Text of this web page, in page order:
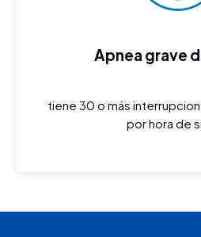
Apnea grave
tiene 30 o más
por hora de